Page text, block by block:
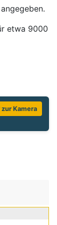
etwa 9000
Kamera